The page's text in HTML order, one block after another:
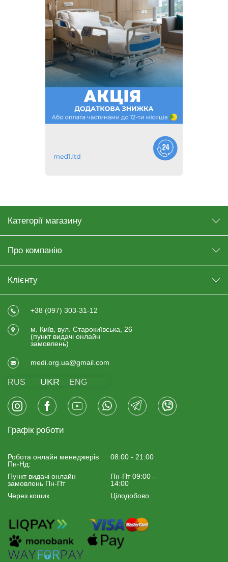
Категорії магазину
Про компанію
Клієнту
+38 (097) 303-31-12
м. Київ, вул. Старокиївська, 26
(пункт видачi онлайн
замовлень)
medi.org.ua@gmail.com
RUS UKR ENG
Графік роботи
Робота онлайн менеджерiв
Пн-Нд:
08:00 - 21:00
Пункт видачі онлайн
замовлень Пн-Пт
Пн-Пт 09:00 -
14:00
Через кошик
Цілодобово